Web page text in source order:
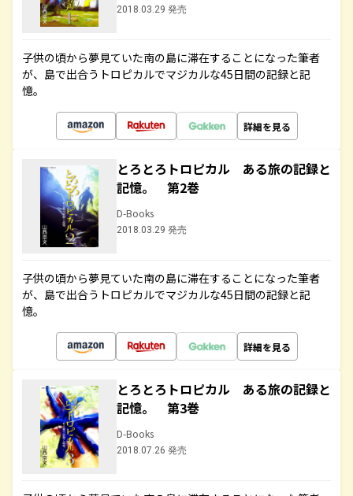
2018.03.29 発売
子供の頃から夢見ていた南の島に滞在することになった筆者
が、島で出合うトロピカルでマジカルな45日間の記録と記
憶。
詳細を見る
とろとろトロピカル ある旅の記録と
記憶。 第2巻
D-Books
2018.03.29 発売
子供の頃から夢見ていた南の島に滞在することになった筆者
が、島で出合うトロピカルでマジカルな45日間の記録と記
憶。
詳細を見る
とろとろトロピカル ある旅の記録と
記憶。 第3巻
D-Books
2018.07.26 発売